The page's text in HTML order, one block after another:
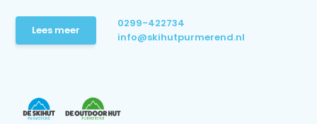
Lees meer
0299-422734
info@skihutpurmerend.nl